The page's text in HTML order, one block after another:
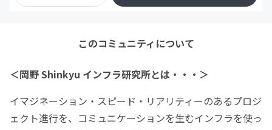
このコミュニティについて
＜岡野 Shinkyu インフラ研究所とは・・・＞
イマジネーション・スピード・リアリティーのあるプロジ
ェクト進行を、コミュニケーションを生むインフラを使っ